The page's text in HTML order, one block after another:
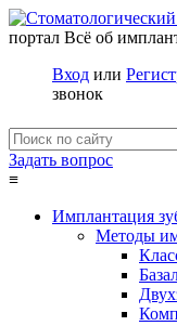
портал Всё об
Вход или
звонок
Задать вопрос
≡
Имплантация
Методы